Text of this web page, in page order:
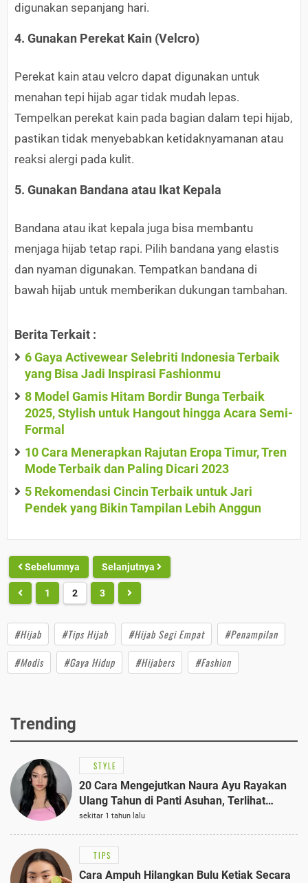
digunakan sepanjang hari.
4. Gunakan Perekat Kain (Velcro)
Perekat kain atau velcro dapat digunakan untuk
menahan tepi hijab agar tidak mudah lepas.
Tempelkan perekat kain pada bagian dalam tepi hijab,
pastikan tidak menyebabkan ketidaknyamanan atau
reaksi alergi pada kulit.
5. Gunakan Bandana atau Ikat Kepala
Bandana atau ikat kepala juga bisa membantu
menjaga hijab tetap rapi. Pilih bandana yang elastis
dan nyaman digunakan. Tempatkan bandana di
bawah hijab untuk memberikan dukungan tambahan.
Berita Terkait :
6 Gaya Activewear Selebriti Indonesia Terbaik
yang Bisa Jadi Inspirasi Fashionmu
8 Model Gamis Hitam Bordir Bunga Terbaik
2025, Stylish untuk Hangout hingga Acara Semi-
Formal
10 Cara Menerapkan Rajutan Eropa Timur, Tren
Mode Terbaik dan Paling Dicari 2023
5 Rekomendasi Cincin Terbaik untuk Jari
Pendek yang Bikin Tampilan Lebih Anggun
Sebelumnya Selanjutnya
1 2 3
#Hijab #Tips Hijab #Hijab Segi Empat
#Penampilan
#Modis
#Gaya Hidup #Hijabers #Fashion
Trending
STYLE
20 Cara Mengejutkan Naura Ayu Rayakan
Ulang Tahun di Panti Asuhan, Terlihat
Anggun dengan Kaftan Cokelat
sekitar 1 tahun lalu
TIPS
Cara Ampuh Hilangkan Bulu Ketiak Secara